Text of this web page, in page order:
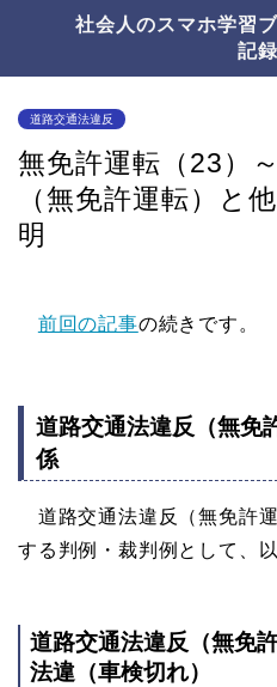
社会人のスマホ学習
記
道路交通法違反
無免許運転（23）
（無免許運転）と
明
前回の記事の続きです。
道路交通法違反（無免
係
道路交通法違反（無免許
する判例・裁判例として、
道路交通法違反（無免
法違（車検切れ）